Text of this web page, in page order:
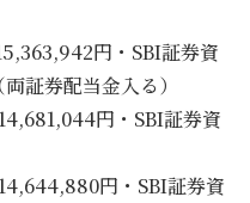
円・SBI証券資
証券配当金入る）
円・SBI証券資
円・SBI証券資